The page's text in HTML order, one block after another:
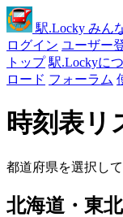
駅.Locky みん
ログイン ユーザー
トップ 駅.Lockyに
ロード フォーラム
時刻表リ
都道府県を選択し
北海道・東北